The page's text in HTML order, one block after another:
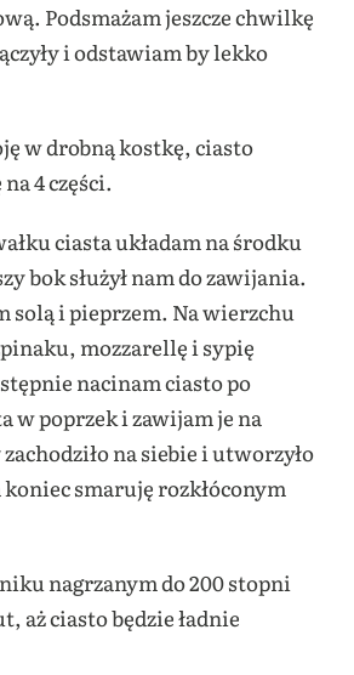
Podsmażam jeszcze chwilkę
i odstawiam by lekko
w drobną kostkę, ciasto
4 części.
ciasta układam na środku
bok służył nam do zawijania.
solą i pieprzem. Na wierzchu
mozzarellę i sypię
nacinam ciasto po
w poprzek i zawijam je na
na siebie i utworzyło
smaruję rozkłóconym
nagrzanym do 200 stopni
aż ciasto będzie ładnie